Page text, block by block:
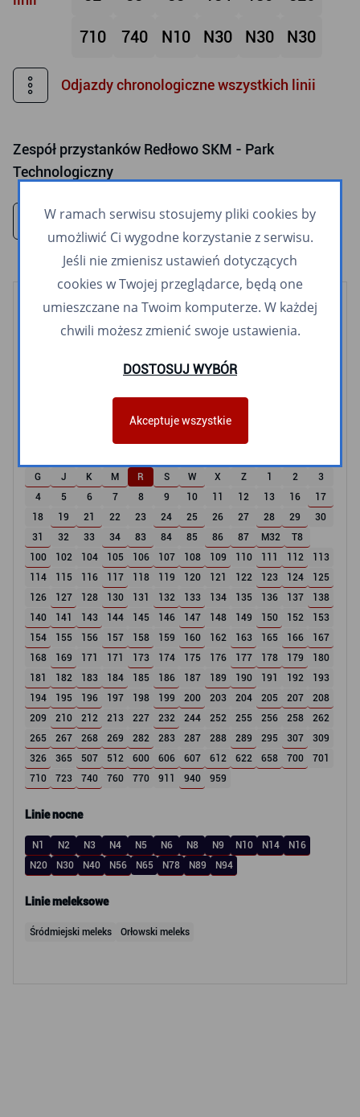
Kolej
Autobusy i Trolejbusy
G J K M R S W X Z 1 2
3
4
5 6 7 8 9 10 11 12 13 16
17
18
19 21 22 23 24 25 26 27 28 29
30
31
32 33 34 83 84 85 86 87 M32
T8
100
102 104 105 106 107 108 109 110 111 112
113
114
115 116 117 118 119 120 121 122 123 124
125
126
127 128 130 131 132 133 134 135 136 137
138
140
141 143 144 145 146 147 148 149 150 152
153
154
155 156 157 158 159 160 162 163 165 166
167
168
169 171 171 173 174 175 176 177 178 179
180
181
182 183 184 185 186 187 189 190 191 192
193
194
195 196 197 198 199 200 203 204 205 207
208
209
210 212 213 227 232 244 252 255 256 258
262
265
267 268 269 282 283 287 288 289 295 307
309
326
365 507 512 600 606 607 612 622 658 700
701
710
723 740 760 770 911 940 959
Linie nocne
N1 N2 N3 N4 N5 N6 N8 N9 N10 N14
N16
N20
N30 N40 N56 N65 N78 N89 N94
Linie meleksowe
Śródmiejski meleks Orłowski meleks
710 740 N10 N30 N30 N30
Odjazdy chronologiczne wszystkich linii
Zespół przystanków Redłowo SKM - Park
Technologiczny
Rozkłady jazdy wszystkich linii
W ramach serwisu stosujemy pliki cookies by
umożliwić Ci wygodne korzystanie z serwisu.
Jeśli nie zmienisz ustawień dotyczących
cookies w Twojej przeglądarce, będą one
umieszczane na Twoim komputerze. W każdej
chwili możesz zmienić swoje ustawienia.
DOSTOSUJ WYBÓR
Akceptuje wszystkie